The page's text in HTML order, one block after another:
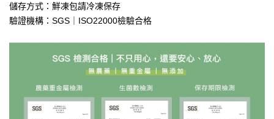
儲存方式：鮮凍包請冷凍保存
驗證機構：SGS｜ISO22000檢驗合格